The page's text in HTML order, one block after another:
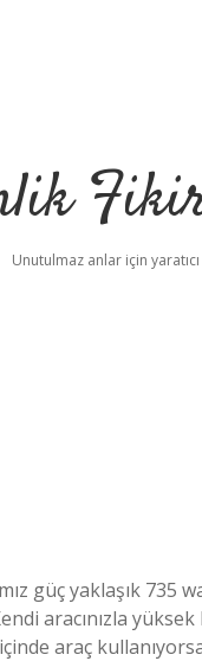
Unutulmaz anlar için
güç yaklaşık 735
aracınızla
araç